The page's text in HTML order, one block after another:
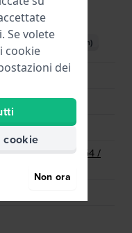
(Vedi specifiche
il manuale (English)
Instruments Inc.
Renata R364 364 /
Se volete
cookie
dei
cookie
Non ora